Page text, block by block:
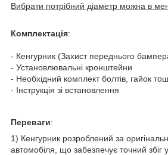
Вибрати потрібний діаметр можна в
Комплектація:
- Кенгурник (Захист переднього
- Установлювальні кронштейни
- Необхідний комплект болтів, гайок
- Інструкція зі встановлення
Переваги:
1) Кенгурник розроблений за
автомобіля, що забезпечує точний збіг